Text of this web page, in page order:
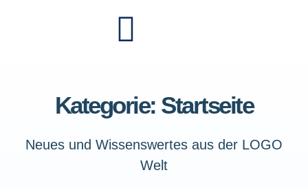
Kategorie: Startseite
Neues und Wissenswertes aus der LOGO
Welt